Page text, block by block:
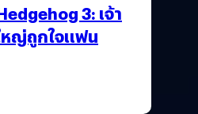
3: เจ้า
ญ่ถูกใจแฟน